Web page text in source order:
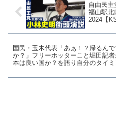
自由民主
福山駅北
2024【
国民・玉木代表「あぁ！？帰るんで
か？」フリーホッターこと堀田記者
本は良い国か？を語り自分のタイミ